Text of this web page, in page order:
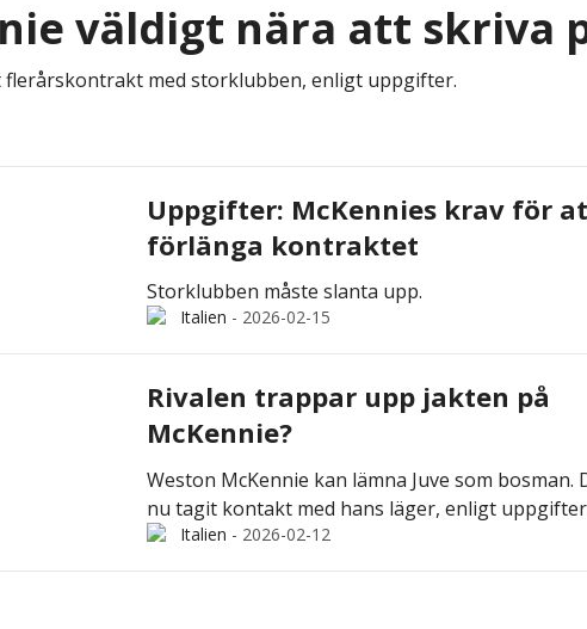
väldigt nära att skriva
flerårskontrakt med storklubben, enligt uppgifter.
Uppgifter: McKennies krav för
förlänga kontraktet
Storklubben måste slanta upp.
Italien - 2026-02-15
Rivalen trappar upp jakten på
McKennie?
Weston McKennie kan lämna Juve som bosman.
nu tagit kontakt med hans läger, enligt
Italien - 2026-02-12